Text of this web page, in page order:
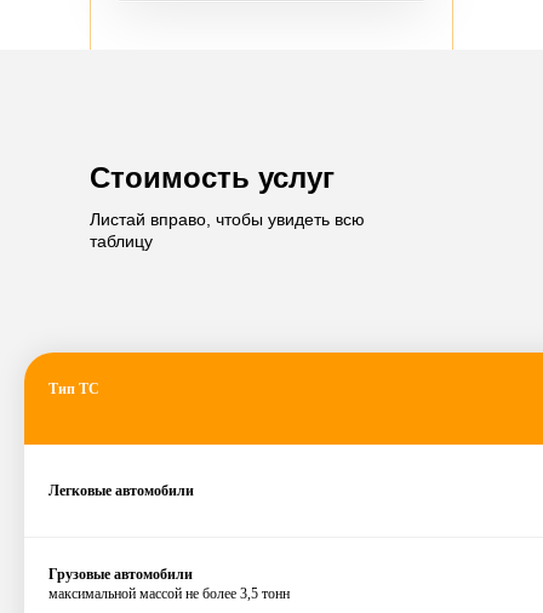
Стоимость услуг
Листай вправо, чтобы увидеть всю
таблицу
Тип ТС
Легковые автомобили
Грузовые автомобили
максимальной массой не более 3,5 тонн